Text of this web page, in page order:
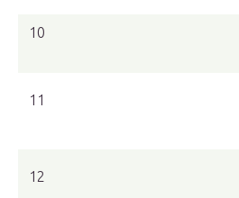
10
11
12